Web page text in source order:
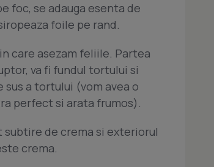
foc, se adauga esenta de
foile pe rand.
care asezam feliile. Partea
va fi fundul tortului si
a tortului (vom avea o
perfect si arata frumos).
subtire de crema si exteriorul
crema.